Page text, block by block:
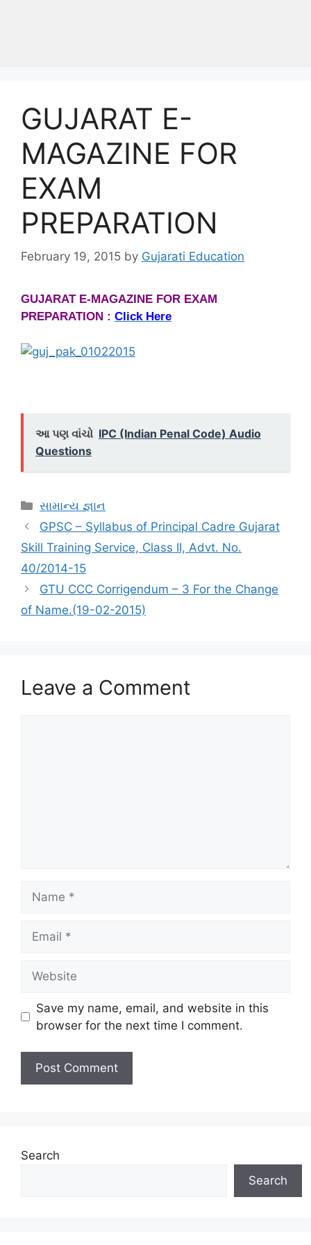
GUJARAT E-
MAGAZINE FOR
EXAM
PREPARATION
February 19, 2015 by Gujarati Education
GUJARAT E-MAGAZINE FOR EXAM
PREPARATION : Click Here
આ પણ વાંચો IPC (Indian Penal Code) Audio
Questions
Categories
સામાન્ય જ્ઞાન
GPSC – Syllabus of Principal Cadre Gujarat
Skill Training Service, Class II, Advt. No.
40/2014-15
GTU CCC Corrigendum – 3 For the Change
of Name.(19-02-2015)
Leave a Comment
Save my name, email, and website in this
browser for the next time I comment.
Search
Search